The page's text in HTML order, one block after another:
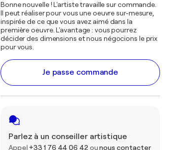
Bonne nouvelle ! L'artiste travaille sur commande.
Il peut réaliser pour vous une oeuvre sur-mesure,
inspirée de ce que vous avez aimé dans la
première oeuvre. L'avantage : vous pourrez
décider des dimensions et nous négocions le prix
pour vous.
Je passe commande
Parlez à un conseiller artistique
Appel +33 1 76 44 06 42 ounous contacter